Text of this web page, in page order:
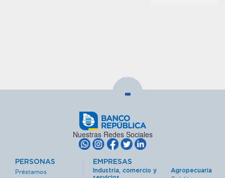
-
Nuestras Redes Sociales
PERSONAS
Préstamos
EMPRESAS
Industria, comercio y
Agropecuaria